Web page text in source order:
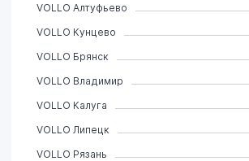
VOLLO Алтуфьево
VOLLO Кунцево
VOLLO Брянск
VOLLO Владимир
VOLLO Калуга
VOLLO Липецк
VOLLO Рязань